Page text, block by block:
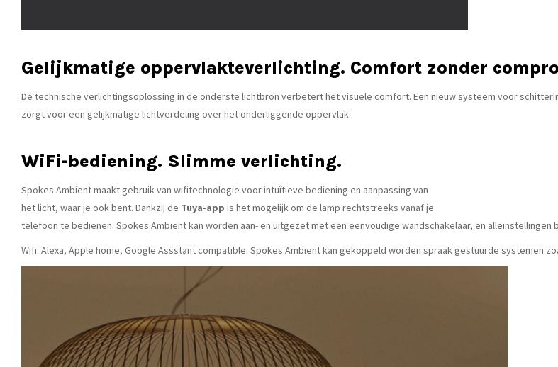
Gelijkmatige oppervlakteverlichting. Comfort zonder
De technische verlichtingsoplossing in de onderste lichtbron verbetert het visuele comfort. Een nieuw systeem voor
zorgt voor een gelijkmatige lichtverdeling over het onderliggende oppervlak.
WiFi-bediening. Slimme verlichting.
Spokes Ambient maakt gebruik van wifitechnologie voor intuïtieve bediening en aanpassing van
het licht, waar je ook bent. Dankzij de Tuya-app is het mogelijk om de lamp rechtstreeks vanaf je
telefoon te bedienen. Spokes Ambient kan worden aan- en uitgezet met een eenvoudige wandschakelaar, en
Wifi. Alexa, Apple home, Google Assstant compatible. Spokes Ambient kan gekoppeld worden spraak gestuurde systemen